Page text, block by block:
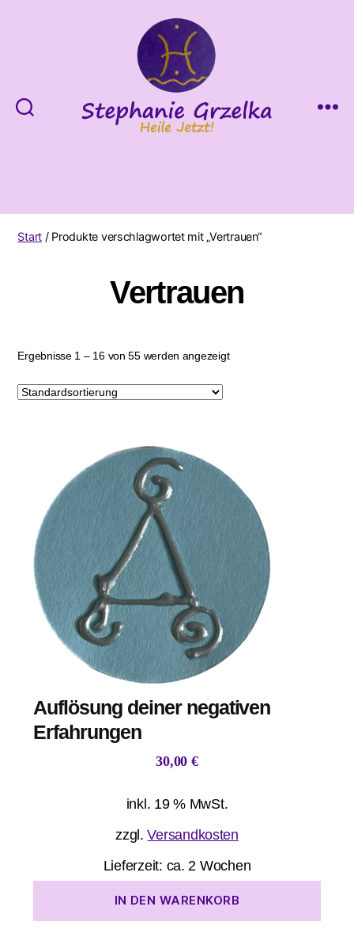
Start / Produkte verschlagwortet mit „Vertrauen“
Vertrauen
Ergebnisse 1 – 16 von 55 werden angezeigt
Auflösung deiner negativen
Erfahrungen
30,00 €
inkl. 19 % MwSt.
zzgl.Versandkosten
Lieferzeit: ca. 2 Wochen
IN DEN WARENKORB